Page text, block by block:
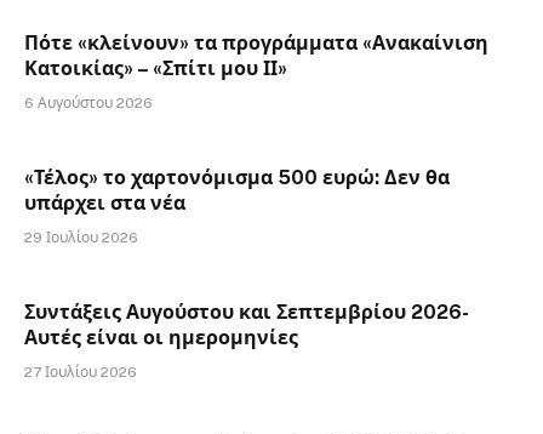
Πότε «κλείνουν» τα προγράμματα «Ανακαίνιση
Κατοικίας» – «Σπίτι μου ΙΙ»
6 Αυγούστου 2026
«Τέλος» το χαρτονόμισμα 500 ευρώ: Δεν θα
υπάρχει στα νέα
29 Ιουλίου 2026
Συντάξεις Αυγούστου και Σεπτεμβρίου 2026-
Αυτές είναι οι ημερομηνίες
27 Ιουλίου 2026